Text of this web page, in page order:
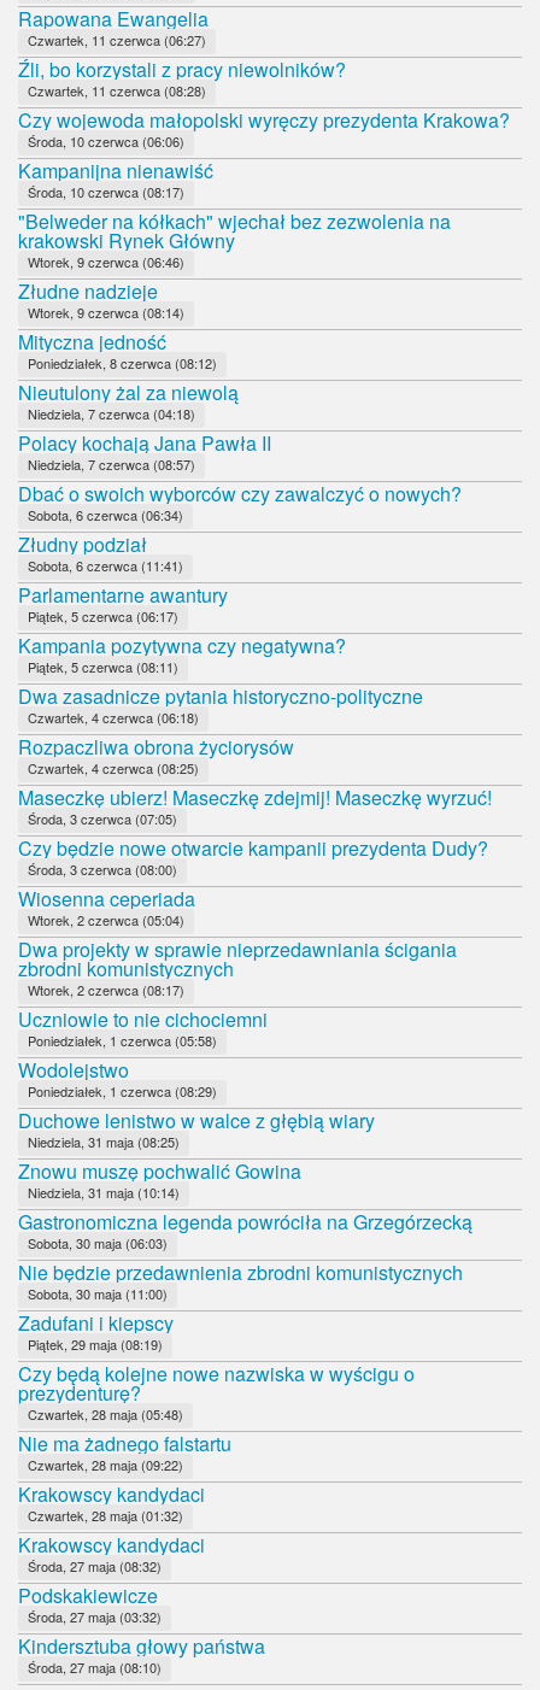
Rapowana Ewangelia
Czwartek, 11 czerwca (06:27)
Źli, bo korzystali z pracy niewolników?
Czwartek, 11 czerwca (08:28)
Czy wojewoda małopolski wyręczy prezydenta Krakowa?
Środa, 10 czerwca (06:06)
Kampanijna nienawiść
Środa, 10 czerwca (08:17)
"Belweder na kółkach" wjechał bez zezwolenia na
krakowski Rynek Główny
Wtorek, 9 czerwca (06:46)
Złudne nadzieje
Wtorek, 9 czerwca (08:14)
Mityczna jedność
Poniedziałek, 8 czerwca (08:12)
Nieutulony żal za niewolą
Niedziela, 7 czerwca (04:18)
Polacy kochają Jana Pawła II
Niedziela, 7 czerwca (08:57)
Dbać o swoich wyborców czy zawalczyć o nowych?
Sobota, 6 czerwca (06:34)
Złudny podział
Sobota, 6 czerwca (11:41)
Parlamentarne awantury
Piątek, 5 czerwca (06:17)
Kampania pozytywna czy negatywna?
Piątek, 5 czerwca (08:11)
Dwa zasadnicze pytania historyczno-polityczne
Czwartek, 4 czerwca (06:18)
Rozpaczliwa obrona życiorysów
Czwartek, 4 czerwca (08:25)
Maseczkę ubierz! Maseczkę zdejmij! Maseczkę wyrzuć!
Środa, 3 czerwca (07:05)
Czy będzie nowe otwarcie kampanii prezydenta Dudy?
Środa, 3 czerwca (08:00)
Wiosenna ceperiada
Wtorek, 2 czerwca (05:04)
Dwa projekty w sprawie nieprzedawniania ścigania
zbrodni komunistycznych
Wtorek, 2 czerwca (08:17)
Uczniowie to nie cichociemni
Poniedziałek, 1 czerwca (05:58)
Wodolejstwo
Poniedziałek, 1 czerwca (08:29)
Duchowe lenistwo w walce z głębią wiary
Niedziela, 31 maja (08:25)
Znowu muszę pochwalić Gowina
Niedziela, 31 maja (10:14)
Gastronomiczna legenda powróciła na Grzegórzecką
Sobota, 30 maja (06:03)
Nie będzie przedawnienia zbrodni komunistycznych
Sobota, 30 maja (11:00)
Zadufani i kiepscy
Piątek, 29 maja (08:19)
Czy będą kolejne nowe nazwiska w wyścigu o
prezydenturę?
Czwartek, 28 maja (05:48)
Nie ma żadnego falstartu
Czwartek, 28 maja (09:22)
Krakowscy kandydaci
Czwartek, 28 maja (01:32)
Krakowscy kandydaci
Środa, 27 maja (08:32)
Podskakiewicze
Środa, 27 maja (03:32)
Kindersztuba głowy państwa
Środa, 27 maja (08:10)